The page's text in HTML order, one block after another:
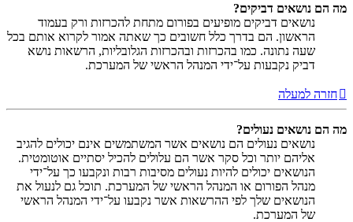
מה הם נושאים דביקים?
נושאים דביקים מופיעים בפורום מתחת להכרזות ורק בעמוד
הראשון. הם בדרך כלל חשובים כך שאתה אמור לקרוא אותם בכל
שעה נתונה. כמו בהכרזות ובהכרזות הגלובליות, הרשאות נושא
דביק נקבעות על־ידי המנהל הראשי של המערכת.
חזרה למעלה
מה הם נושאים נעולים?
נושאים נעולים הם נושאים אשר המשתמשים אינם יכולים להגיב
אליהם יותר וכל סקר אשר הם עלולים להכיל יסתיים אוטומטית.
הנושאים יכולים להיות נעולים מסיבות רבות ונקבעו כך על־ידי
מנהל הפורום או המנהל הראשי של המערכת. תוכל גם לנעול את
הנושאים שלך לפי ההרשאות אשר נקבעו על־ידי המנהל הראשי
של המערכת.